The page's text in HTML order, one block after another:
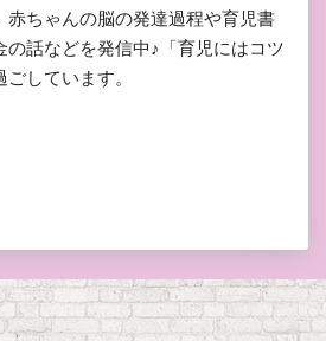
赤ちゃんの脳の発達過程や育児書
の話などを発信中♪「育児にはコツ
しています。